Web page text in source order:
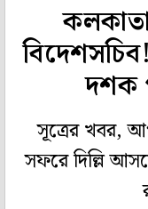
দশক
সূত্রের খবর,
সফরে দিল্লি